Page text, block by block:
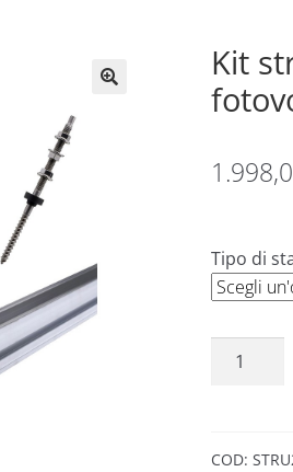
Kit
Tipo di
pannelli
COD: